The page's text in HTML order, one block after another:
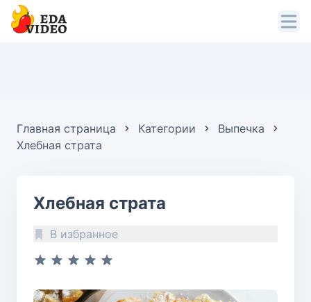
Главная страница Категории
Выпечка
Хлебная страта
Хлебная страта
В избранное